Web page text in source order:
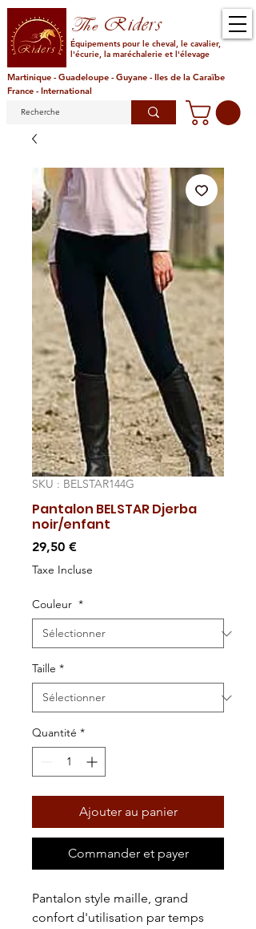
TheRiders
Équipements pour le cheval, le cavalier,
l'écurie, la maréchalerie et l'élevage
Martinique - Guadeloupe - Guyane - Iles de la Caraïbe
France - International
SKU : BELSTAR144G
Pantalon BELSTAR Djerba
noir/enfant
29,50 €Prix
Taxe Incluse
Couleur *
Taille *
Quantité *
Ajouter au panier
Commander et payer
Pantalon style maille, grand
confort d'utilisation par temps